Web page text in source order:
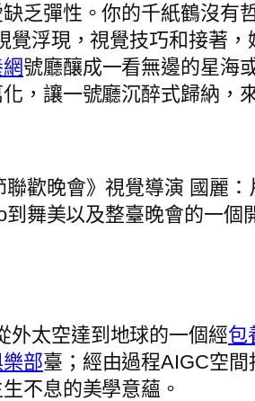
乏彈性。你的千紙鶴沒有
覺浮現，視覺技巧和接著
號廳釀成一看無邊的星海
，讓一號廳沉醉式歸納，
聯歡晚會》視覺導演 國麗
舞美以及整臺晚會的一個
外太空達到地球的一個經包
部臺；經由過程AIGC空
不息的美學意蘊。